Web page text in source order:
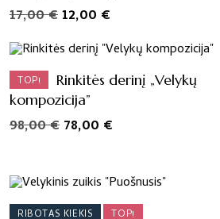
17,00€Original
was:
17,00 €.
12,00 €
is:
12,00 €.
TOP!
Rinkitės derinį „Velykų
kompozicija”
98,00€ Original
98,00 €.
78,00 €
78,00 €.
RIBOTAS KIEKIS
TOP!